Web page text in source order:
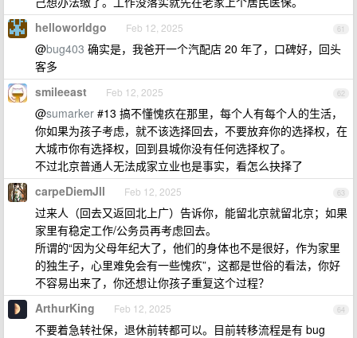
61
helloworldgo Feb 12, 2025
@bug403 确实是，我爸开一个汽配店 20 年了，口碑好，回头
客多
62
smileeast Feb 12, 2025
@sumarker #13 搞不懂愧疚在那里，每个人有每个人的生活，
你如果为孩子考虑，就不该选择回去，不要放弃你的选择权，在
大城市你有选择权，回到县城你没有任何选择权了。
不过北京普通人无法成家立业也是事实，看怎么抉择了
63
carpeDiemJll Feb 12, 2025
过来人（回去又返回北上广）告诉你，能留北京就留北京；如果
家里有稳定工作/公务员再考虑回去。
所谓的“因为父母年纪大了，他们的身体也不是很好，作为家里
的独生子，心里难免会有一些愧疚”，这都是世俗的看法，你好
不容易出来了，你还想让你孩子重复这个过程？
64
ArthurKing Feb 12, 2025
不要着急转社保，退休前转都可以。目前转移流程是有 bug